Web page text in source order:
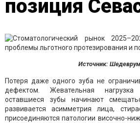
позиция
Источник:
Потеря даже одного зуба не
дефектом. Жевательная нагрузка
оставшиеся зубы начинают
развивается асимметрия лица,
присоединяются патологии височно-